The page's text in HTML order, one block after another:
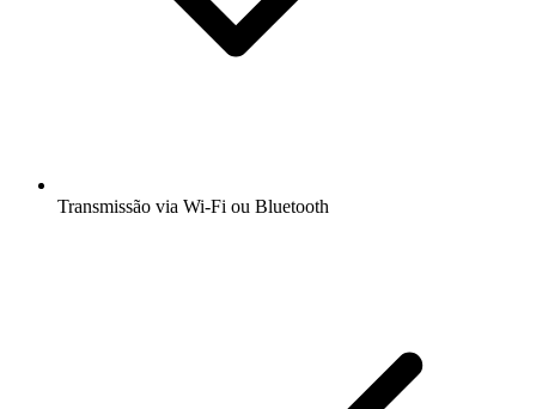
Transmissão via Wi-Fi ou Bluetooth